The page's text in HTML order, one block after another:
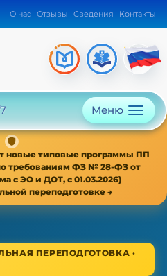
О нас Отзывы Сведения Контакты
Меню
новые типовые программы ПП
требованиям ФЗ № 28-ФЗ от
с ЭО и ДОТ, с 01.03.2026)
переподготовке →
ПЕРЕПОДГОТОВКА ·